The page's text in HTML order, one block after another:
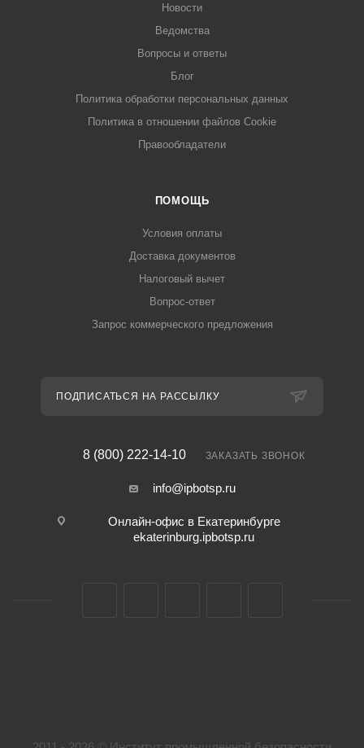
Новости
Ведомства
Вопросы и ответы
Блог
Политика обработки персональных данных
Политика в отношении файлов Cookie
Правообладатели
ПОМОЩЬ
Условия оплаты
Доставка документов
Налоговый вычет
Вопрос-ответ
Запрос коммерческого предложения
ПОДПИСАТЬСЯ НА РАССЫЛКУ
8 (800) 222-14-10 ЗАКАЗАТЬ ЗВОНОК
info@ipbotsp.ru
Онлайн-офис в Екатеринбурге
ekaterinburg.ipbotsp.ru